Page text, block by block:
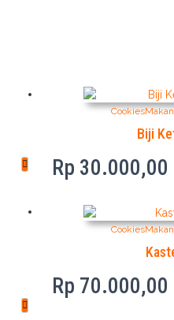
Cookies
Biji
Rp 30.000,00
Cookies
Rp 70.000,00